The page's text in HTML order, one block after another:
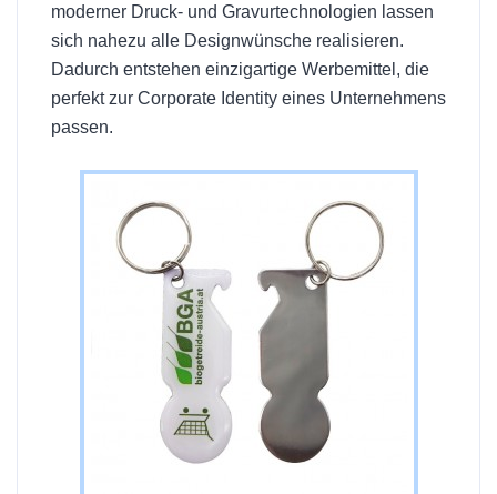
moderner Druck- und Gravurtechnologien lassen
sich nahezu alle Designwünsche realisieren.
Dadurch entstehen einzigartige Werbemittel, die
perfekt zur Corporate Identity eines Unternehmens
passen.